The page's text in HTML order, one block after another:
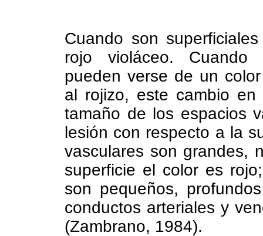
Cuando son
rojo violáceo. Cuando
pueden verse de un
al rojizo, este cambio
tamaño de los espacios
lesión con respecto a la
vasculares son grandes,
superficie el color es
son pequeños,
conductos arteriales y
(Zambrano, 1984).